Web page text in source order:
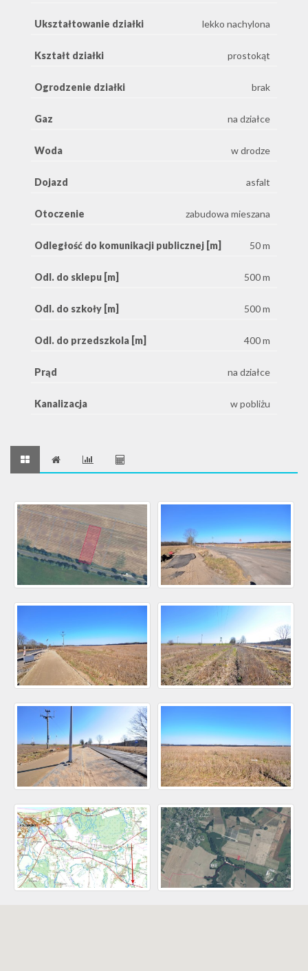
Ukształtowanie działki lekko nachylona
Kształt działki prostokąt
Ogrodzenie działki brak
Gaz na działce
Woda w drodze
Dojazd asfalt
Otoczenie zabudowa mieszana
Odległość do komunikacji publicznej [m] 50 m
Odl. do sklepu [m] 500 m
Odl. do szkoły [m] 500 m
Odl. do przedszkola [m] 400 m
Prąd na działce
Kanalizacja w pobliżu